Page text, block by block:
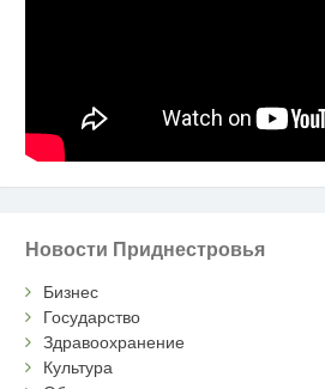
Новости Приднестровья
Бизнес
Государство
Здравоохранение
Культура